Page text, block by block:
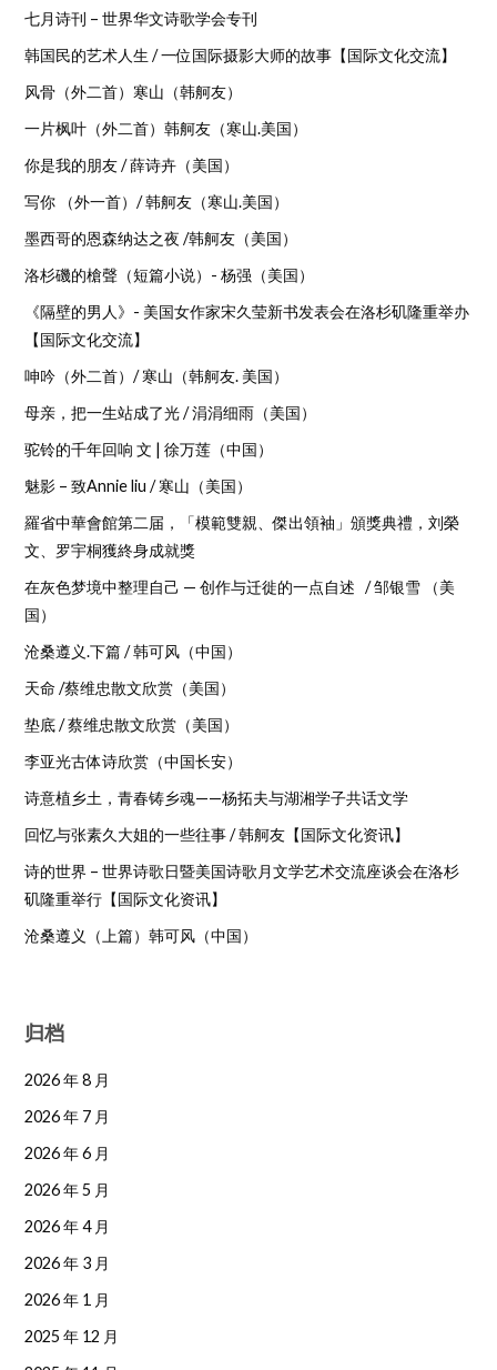
七月诗刊 – 世界华文诗歌学会专刊
韩国民的艺术人生 / 一位国际摄影大师的故事【国际文化交流】
风骨（外二首）寒山（韩舸友）
一片枫叶（外二首）韩舸友（寒山.美国）
你是我的朋友 / 薛诗卉（美国）
写你 （外一首）/ 韩舸友（寒山.美国）
墨西哥的恩森纳达之夜 /韩舸友（美国）
洛杉磯的槍聲（短篇小说）- 杨强（美国）
《隔壁的男人》- 美国女作家宋久莹新书发表会在洛杉矶隆重举办
【国际文化交流】
呻吟（外二首）/ 寒山（韩舸友. 美国）
母亲，把一生站成了光 / 涓涓细雨（美国）
驼铃的千年回响 文 | 徐万莲（中国）
魅影 – 致Annie liu / 寒山（美国）
羅省中華會館第二届，「模範雙親、傑出領袖」頒獎典禮，刘榮
文、罗宇桐獲終身成就獎
在灰色梦境中整理自己 — 创作与迁徙的一点自述 / 邹银雪 （美
国）
沧桑遵义.下篇 / 韩可风（中国）
天命 /蔡维忠散文欣赏（美国）
垫底 / 蔡维忠散文欣赏（美国）
李亚光古体诗欣赏（中国长安）
诗意植乡土，青春铸乡魂——杨拓夫与湖湘学子共话文学
回忆与张素久大姐的一些往事 / 韩舸友【国际文化资讯】
诗的世界 – 世界诗歌日暨美国诗歌月文学艺术交流座谈会在洛杉
矶隆重举行【国际文化资讯】
沧桑遵义（上篇）韩可风（中国）
归档
2026 年 8 月
2026 年 7 月
2026 年 6 月
2026 年 5 月
2026 年 4 月
2026 年 3 月
2026 年 1 月
2025 年 12 月